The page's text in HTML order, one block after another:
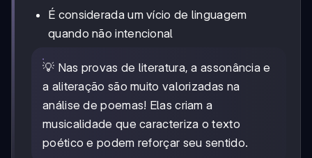
É considerada um vício de linguagem
quando não intencional
💡 Nas provas de literatura, a assonância e
a aliteração são muito valorizadas na
análise de poemas! Elas criam a
musicalidade que caracteriza o texto
poético e podem reforçar seu sentido.